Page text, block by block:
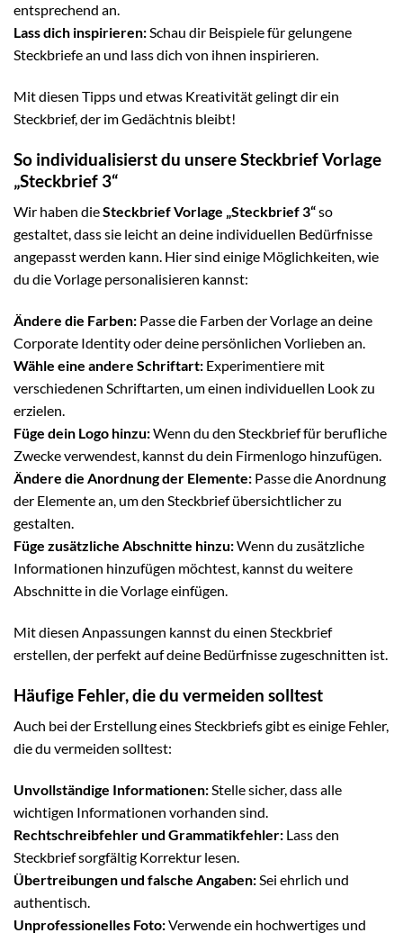
entsprechend an.
Lass dich inspirieren:Schau dir Beispiele für gelungene
Steckbriefe an und lass dich von ihnen inspirieren.
Mit diesen Tipps und etwas Kreativität gelingt dir ein
Steckbrief, der im Gedächtnis bleibt!
So individualisierst du unsere Steckbrief Vorlage
„Steckbrief 3“
Wir haben dieSteckbrief Vorlage „Steckbrief 3“so
gestaltet, dass sie leicht an deine individuellen Bedürfnisse
angepasst werden kann. Hier sind einige Möglichkeiten, wie
du die Vorlage personalisieren kannst:
Ändere die Farben: Passe die Farben der Vorlage an deine
Corporate Identity oder deine persönlichen Vorlieben an.
Wähle eine andere Schriftart: Experimentiere mit
verschiedenen Schriftarten, um einen individuellen Look zu
erzielen.
Füge dein Logo hinzu:Wenn du den Steckbrief für berufliche
Zwecke verwendest, kannst du dein Firmenlogo hinzufügen.
Ändere die Anordnung der Elemente: Passe die Anordnung
der Elemente an, um den Steckbrief übersichtlicher zu
gestalten.
Füge zusätzliche Abschnitte hinzu:Wenn du zusätzliche
Informationen hinzufügen möchtest, kannst du weitere
Abschnitte in die Vorlage einfügen.
Mit diesen Anpassungen kannst du einen Steckbrief
erstellen, der perfekt auf deine Bedürfnisse zugeschnitten ist.
Häufige Fehler, die du vermeiden solltest
Auch bei der Erstellung eines Steckbriefs gibt es einige Fehler,
die du vermeiden solltest:
Unvollständige Informationen:Stelle sicher, dass alle
wichtigen Informationen vorhanden sind.
Rechtschreibfehler und Grammatikfehler: Lass den
Steckbrief sorgfältig Korrektur lesen.
Übertreibungen und falsche Angaben:Sei ehrlich und
authentisch.
Unprofessionelles Foto:Verwende ein hochwertiges und